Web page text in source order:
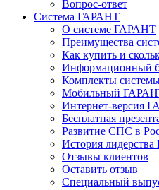
Вопрос-ответ
Система ГАРАНТ
О системе ГАРАНТ
Преимущества
Как купить и
Информационный
Комплекты
Мобильный
Интернет-версия
Бесплатная
Развитие СПС в
История
Отзывы клиентов
Оставить отзыв
Специальный